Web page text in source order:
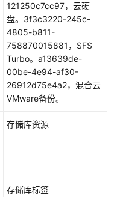
121250c7cc97，云硬
盘。3f3c3220-245c-
4805-b811-
758870015881，SFS
Turbo。a13639de-
00be-4e94-af30-
26912d75e4a2，混合云
VMware备份。
存储库资源
存储库标签